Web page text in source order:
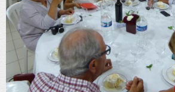
Album
Adhérer